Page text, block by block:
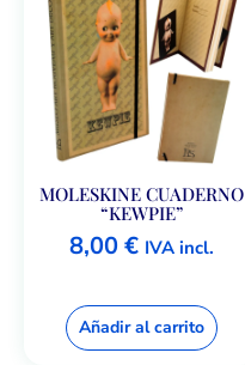
MOLESKINE CUADERNO
“KEWPIE”
8,00€ IVA incl.
Añadir al carrito